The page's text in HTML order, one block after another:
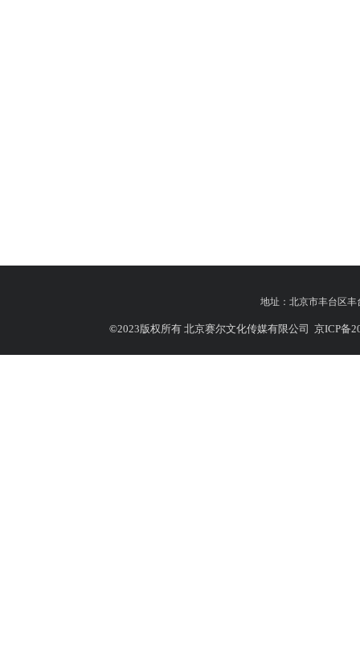
地址： 北京市丰台区丰
©2023版权所有 北京赛尔文化传媒有限公司 京ICP备